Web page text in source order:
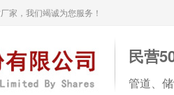
家，我们竭诚为您服务！
民营
管道、